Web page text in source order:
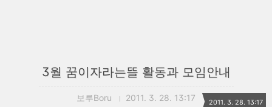
3월 꿈이자라는뜰 활동과 모임안내
보루Boru 2011. 3. 28. 13:17 2011. 3. 28. 13:17